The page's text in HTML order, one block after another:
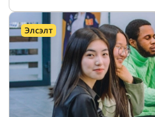
Элсэлт